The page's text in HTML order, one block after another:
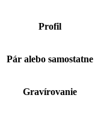
Profil
Pár alebo samostatne
Gravírovanie